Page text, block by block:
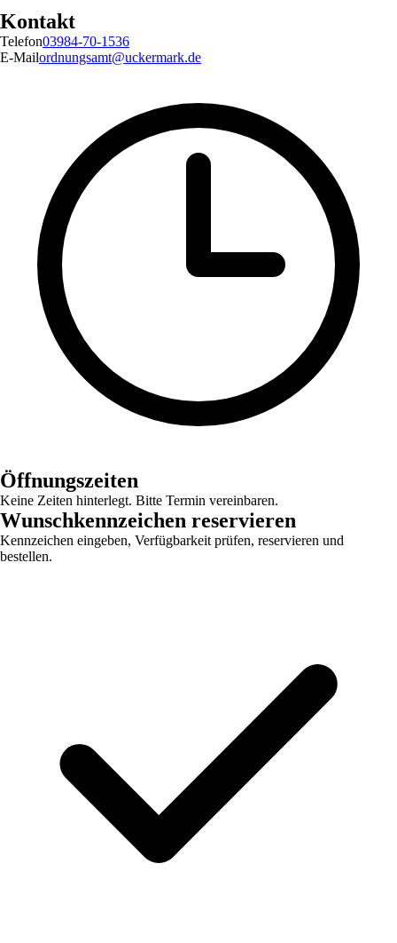
Kontakt
Telefon03984-70-1536
E-Mailordnungsamt@uckermark.de
Öffnungszeiten
Keine Zeiten hinterlegt. Bitte Termin vereinbaren.
Wunschkennzeichen reservieren
Kennzeichen eingeben, Verfügbarkeit prüfen, reservieren und
bestellen.